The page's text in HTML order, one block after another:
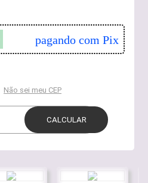
pagando com Pix